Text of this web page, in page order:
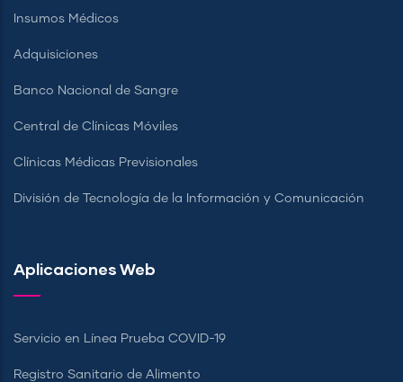
Insumos Médicos
Adquisiciones
Banco Nacional de Sangre
Central de Clínicas Móviles
Clínicas Médicas Previsionales
División de Tecnología de la Información y Comunicación
Aplicaciones Web
Servicio en Línea Prueba COVID-19
Registro Sanitario de Alimento